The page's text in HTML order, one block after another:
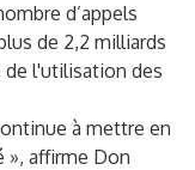
d’appels
de 2,2 milliards
de l'utilisation des
à mettre en
», affirme Don